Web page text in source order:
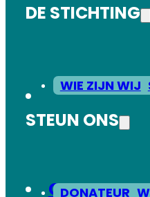
DE STICHTING
WIE ZIJN WIJ
STEUN ONS
DONATEUR
CONTACT